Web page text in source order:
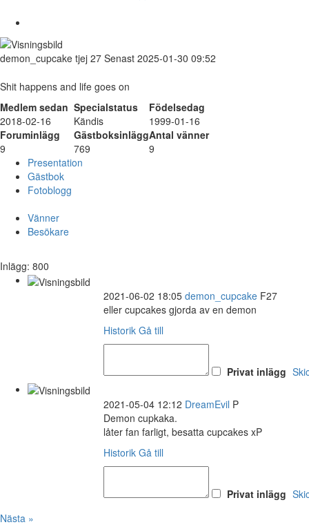
demon_cupcake tjej 27 Senast 2025-01-30 09:52
Shit happens and life goes on
Medlem sedan Specialstatus
Födelsedag
2018-02-16
Kändis
1999-01-16
Foruminlägg
GästboksinläggAntal vänner
9
769
9
Presentation
Gästbok
Fotoblogg
Vänner
Besökare
Inlägg: 800
2021-06-02 18:05 demon_cupcake F27
eller cupcakes gjorda av en demon
Historik Gå till
Privat inlägg
2021-05-04 12:12 DreamEvil P
Demon cupkaka.
låter fan farligt, besatta cupcakes xP
Historik Gå till
Privat inlägg
Nästa »